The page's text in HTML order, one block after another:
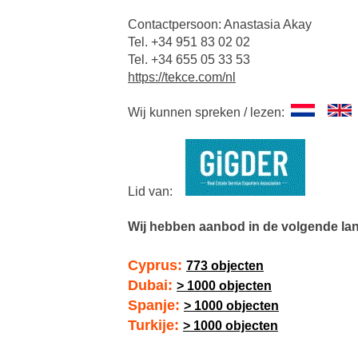
Contactpersoon: Anastasia Akay
Tel. +34 951 83 02 02
Tel. +34 655 05 33 53
https://tekce.com/nl
Wij kunnen spreken / lezen:
Lid van:
Wij hebben aanbod in de volgende
Cyprus: 773 objecten
Dubai: > 1000 objecten
Spanje: > 1000 objecten
Turkije: > 1000 objecten